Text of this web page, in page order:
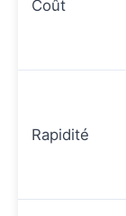
Coût
Rapidité